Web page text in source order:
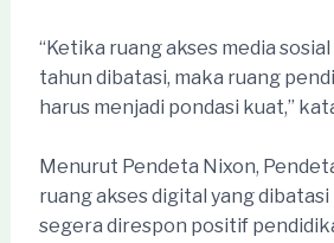
“Ketika ruang akses media
tahun dibatasi, maka ruang
harus menjadi pondasi kuat,”
Menurut Pendeta Nixon,
ruang akses digital yang
segera direspon positif